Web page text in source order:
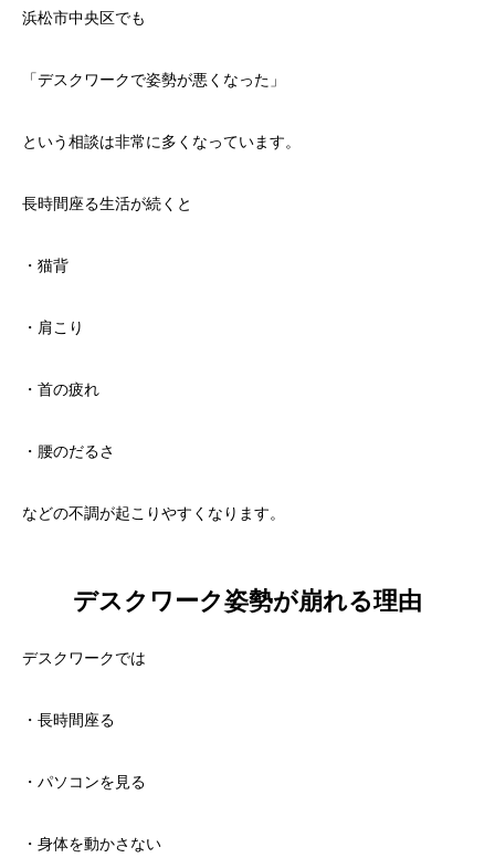
浜松市中央区でも
「デスクワークで姿勢が悪くなった」
という相談は非常に多くなっています。
長時間座る生活が続くと
・猫背
・肩こり
・首の疲れ
・腰のだるさ
などの不調が起こりやすくなります。
デスクワーク姿勢が崩れる理由
デスクワークでは
・長時間座る
・パソコンを見る
・身体を動かさない